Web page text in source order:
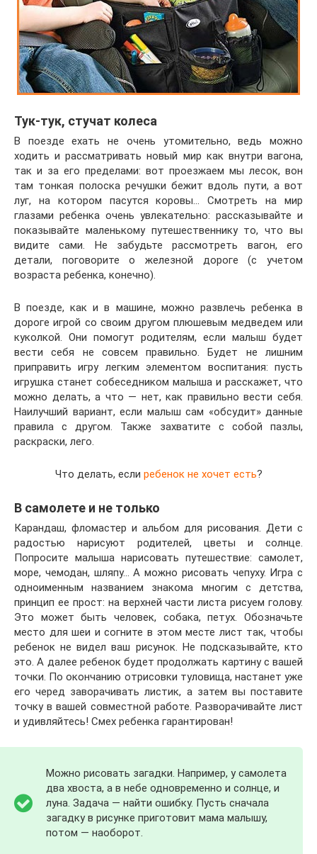
Тук-тук, стучат колеса
В поезде ехать не очень утомительно, ведь можно
ходить и рассматривать новый мир как внутри вагона,
так и за его пределами: вот проезжаем мы лесок, вон
там тонкая полоска речушки бежит вдоль пути, а вот
луг, на котором пасутся коровы… Смотреть на мир
глазами ребенка очень увлекательно: рассказывайте и
показывайте маленькому путешественнику то, что вы
видите сами. Не забудьте рассмотреть вагон, его
детали, поговорите о железной дороге (с учетом
возраста ребенка, конечно).
В поезде, как и в машине, можно развлечь ребенка в
дороге игрой со своим другом плюшевым медведем или
куколкой. Они помогут родителям, если малыш будет
вести себя не совсем правильно. Будет не лишним
приправить игру легким элементом воспитания: пусть
игрушка станет собеседником малыша и расскажет, что
можно делать, а что — нет, как правильно вести себя.
Наилучший вариант, если малыш сам «обсудит» данные
правила с другом. Также захватите с собой пазлы,
раскраски, лего.
Что делать, если ребенок не хочет есть?
В самолете и не только
Карандаш, фломастер и альбом для рисования. Дети с
радостью нарисуют родителей, цветы и солнце.
Попросите малыша нарисовать путешествие: самолет,
море, чемодан, шляпу… А можно рисовать чепуху. Игра с
одноименным названием знакома многим с детства,
принцип ее прост: на верхней части листа рисуем голову.
Это может быть человек, собака, петух. Обозначьте
место для шеи и согните в этом месте лист так, чтобы
ребенок не видел ваш рисунок. Не подсказывайте, кто
это. А далее ребенок будет продолжать картину с вашей
точки. По окончанию отрисовки туловища, настанет уже
его черед заворачивать листик, а затем вы поставите
точку в вашей совместной работе. Разворачивайте лист
и удивляйтесь! Смех ребенка гарантирован!
Можно рисовать загадки. Например, у самолета
два хвоста, а в небе одновременно и солнце, и
луна. Задача — найти ошибку. Пусть сначала
загадку в рисунке приготовит мама малышу,
потом — наоборот.